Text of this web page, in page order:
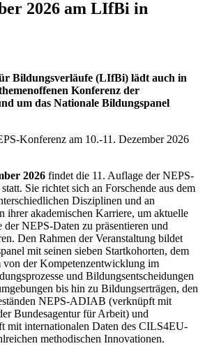
2026 am LIfBi in
Bildungsverläufe (LIfBi) lädt auch in
Konferenz der
um das Nationale Bildungspanel
2026 findet die 11. Auflage der NEPS-
Sie richtet sich an Forschende aus dem
Disziplinen und an
ihrer akademischen Karriere, um aktuelle
NEPS-Daten zu präsentieren und
Den Rahmen der Veranstaltung bildet
mit seinen sieben Startkohorten, dem
von der Kompetenzentwicklung im
und Bildungsentscheidungen
bis hin zu Bildungserträgen, den
NEPS-ADIAB (verknüpft mit
Bundesagentur für Arbeit) und
mit internationalen Daten des CILS4EU-
methodischen Innovationen.